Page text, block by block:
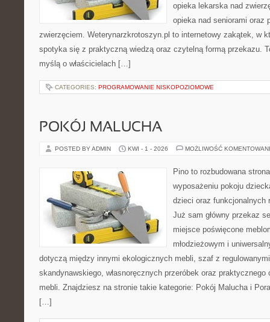
opieka lekarska nad
opieka nad seniorami oraz
zwierzęciem. Weterynarzkrotoszyn.pl to internetowy zakątek, w
spotyka się z praktyczną wiedzą oraz czytelną formą przekazu.
myślą o właścicielach […]
CATEGORIES: PROGRAMOWANIE NISKOPOZIOMOWE
POKÓJ MALUCHA
POSTED BY ADMIN KWI - 1 - 2026 MOŻLIWOŚĆ
Pino to rozbudowana
wyposażeniu pokoju
dzieci oraz funkcjonalnych
Już sam główny przekaz
miejsce poświęcone
młodzieżowym i
dotyczą między innymi ekologicznych mebli, szaf z
skandynawskiego, własnoręcznych przeróbek oraz
mebli. Znajdziesz na stronie takie kategorie: Pokój Malucha i
[…]